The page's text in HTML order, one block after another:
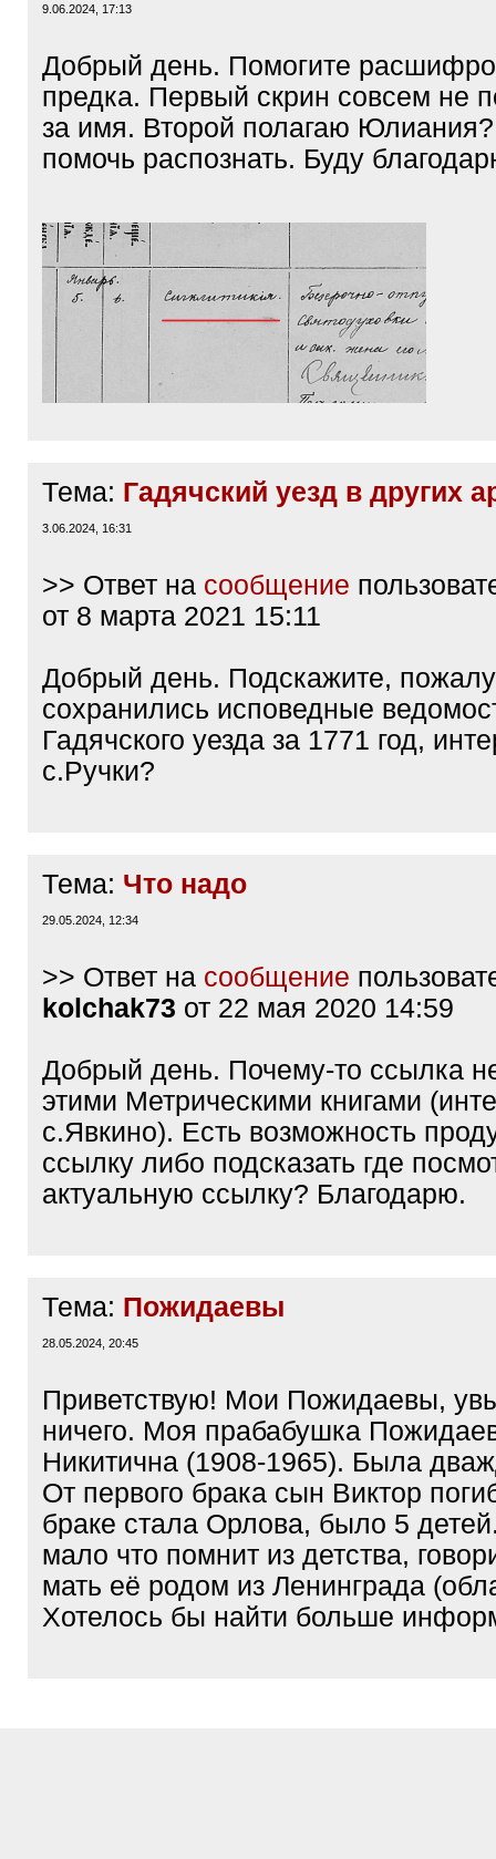
9.06.2024, 17:13
Добрый день. Помогите
предка. Первый скрин совсем не
за имя. Второй полагаю
помочь распознать. Буду
Тема: Гадячский уезд в других
3.06.2024, 16:31
>> Ответ на сообщение
от 8 марта 2021 15:11
Добрый день. Подскажите,
сохранились исповедные
Гадячского уезда за 1771 год,
с.Ручки?
Тема: Что надо
29.05.2024, 12:34
>> Ответ на сообщение
kolchak73 от 22 мая 2020 14:59
Добрый день. Почему-то ссылка
этими Метрическими книгами
с.Явкино). Есть возможность
ссылку либо подсказать где
актуальную ссылку? Благодарю.
Тема: Пожидаевы
28.05.2024, 20:45
Приветствую! Мои Пожидаевы,
ничего. Моя прабабушка
Никитична (1908-1965). Была
От первого брака сын Виктор
браке стала Орлова, было 5
мало что помнит из детства,
мать её родом из Ленинграда
Хотелось бы найти больше